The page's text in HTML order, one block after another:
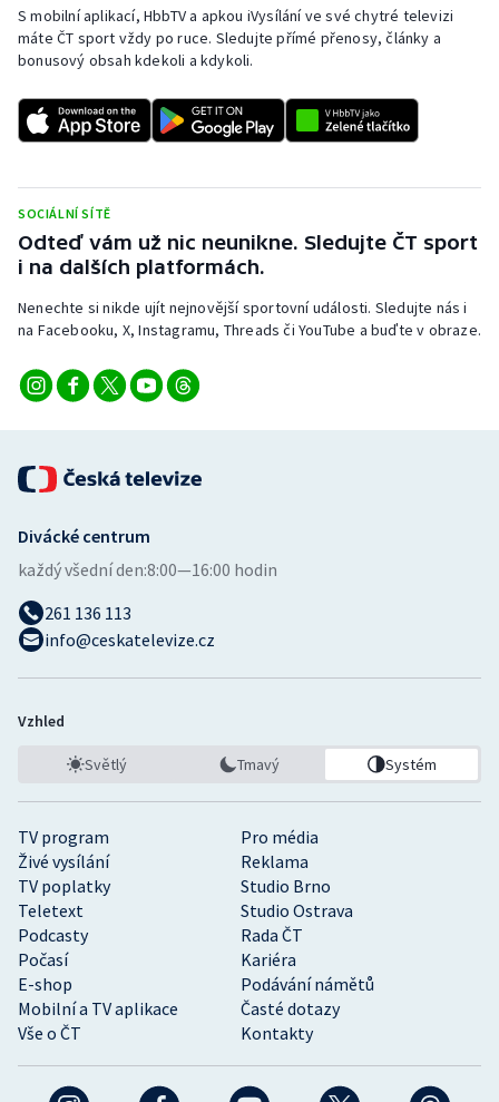
Short track
Sportovní střelba
Stolní tenis
Vodní slalom
Volejbal
Ostatní
S mobilní aplikací, HbbTV a apkou iVysílání ve své chytré televizi
máte ČT sport vždy po ruce. Sledujte přímé přenosy, články a
bonusový obsah kdekoli a kdykoli.
SOCIÁLNÍ SÍTĚ
Odteď vám už nic neunikne. Sledujte ČT sport
i na dalších platformách.
Nenechte si nikde ujít nejnovější sportovní události. Sledujte nás i
na Facebooku, X, Instagramu, Threads či YouTube a buďte v obraze.
TV program
Pro média
Živé vysílání
Reklama
TV poplatky
Studio Brno
Teletext
Studio Ostrava
Podcasty
Rada ČT
Počasí
Kariéra
E-shop
Podávání námětů
Mobilní a TV aplikace
Časté dotazy
Vše o ČT
Kontakty
Divácké centrum
každý všední den:8:00—16:00 hodin
261 136 113
info@ceskatelevize.cz
Vzhled
Světlý Tmavý Systém